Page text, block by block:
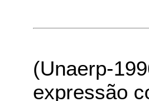
(Unaerp-
expressão